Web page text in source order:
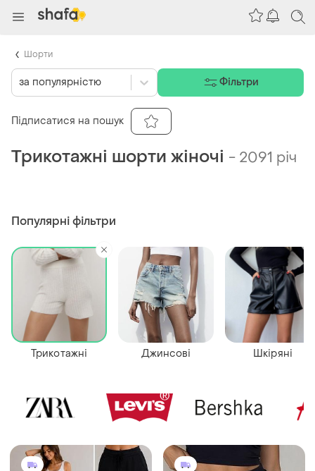
Трикотажні шорти жіночі - 2091 річ
Популярні фільтри
Трикотажні Джинсові Шкіряні
за популярністю Фільтри
Підписатися на пошук
Шорти